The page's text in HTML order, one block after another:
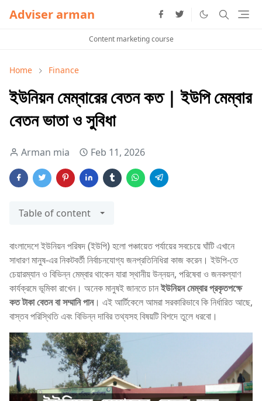
Adviser arman
Content marketing course
Home Finance
ইউনিয়ন মেম্বারের বেতন কত | ইউপি মেম্বার
বেতন ভাতা ও সুবিধা
Arman mia Feb 11, 2026
Table of content
বাংলাদেশে ইউনিয়ন পরিষদ (ইউপি) হলো পঞ্চায়েত পর্যায়ের সবচেয়ে ঘাঁটি এখানে
সাধারণ মানুষ‑এর নিকটবর্তী নির্বাচনযোগ্য জনপ্রতিনিধিরা কাজ করেন। ইউপি‑তে
চেয়ারম্যান ও বিভিন্ন মেম্বার থাকেন যারা স্থানীয় উন্নয়ন, পরিষেবা ও জনকল্যাণ
কার্যক্রমে ভূমিকা রাখেন। অনেক মানুষই জানতে চানইউনিয়ন মেম্বার প্রকৃতপক্ষে
কত টাকা বেতন বা সম্মানি পান। এই আর্টিকেলে আমরা সরকারিভাবে কি নির্ধারিত আছে,
বাস্তব পরিস্থিতি এবং বিভিন্ন দাবির তথ্যসহ বিষয়টি বিশদে তুলে ধরবো।